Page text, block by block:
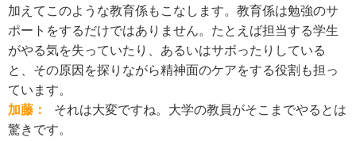
加えてこのような教育係もこなします。教育係は勉強のサ
ポートをするだけではありません。たとえば担当する学生
がやる気を失っていたり、あるいはサボったりしている
と、その原因を探りながら精神面のケアをする役割も担っ
ています。
加藤：
それは大変ですね。大学の教員がそこまでやるとは
驚きです。